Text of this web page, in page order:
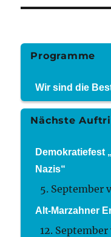
Programme
Wir sind die
Nächste
Demokratiefest
Nazis“
5. September
Alt-Marzahner
12.